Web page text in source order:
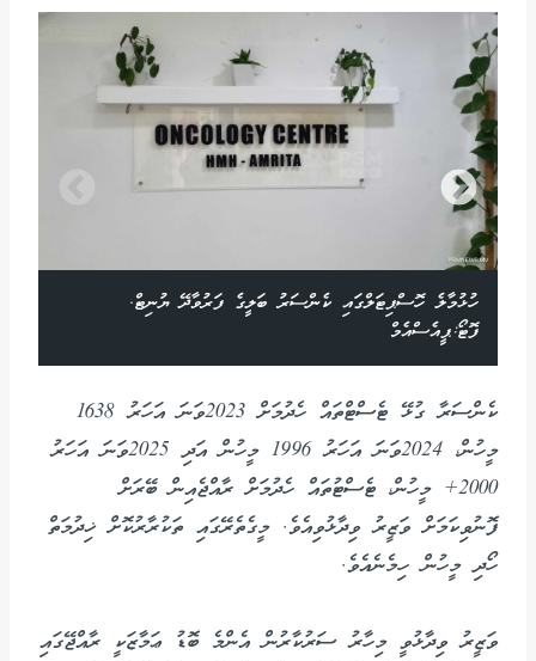
ހުޅުމާލެ ހޮސްޕިޓަލްގައި ކެންސަރު ބަލީގެ ފަރުވާދޭ ޔުނިޓް.
ފޮޓޯ:ޕީއެސްއެމް
ކެންސަރާ ގުޅޭ ޓެސްޓްތައް ހެދުމަށް 2023ވަނަ އަހަރު 1638
މީހުން، 2024ވަނަ އަހަރު 1996 މީހުން އަދި 2025ވަނަ އަހަރު
2000+ މީހުން، ޓެސްޓުތައް ހެދުމަށް ރާއްޖެއިން ބޭރަށް
ފޮނުވިކަމަށް ވަޒީރު ވިދާޅުވިއެވެ. މީގެތެރޭގައި ތަކުރާރުކޮށް ޚިދުމަތް
ހޯދި މީހުން ހިމެނެއެވެ.
ވަޒީރު ވިދާޅުވީ މިހާރު ސަރުކާރުން އެންމެ ބޮޑު ޢަމާޒަކީ ރާއްޖޭގައި